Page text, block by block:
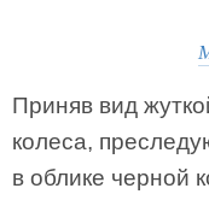
Приняв вид
колеса,
в облике черной